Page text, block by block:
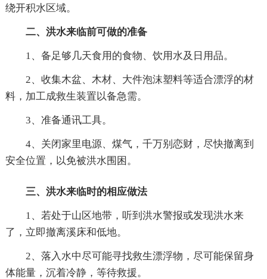
绕开积水区域。
二、洪水来临前可做的准备
1、备足够几天食用的食物、饮用水及日用品。
2、收集木盆、木材、大件泡沫塑料等适合漂浮的材
料，加工成救生装置以备急需。
3、准备通讯工具。
4、关闭家里电源、煤气，千万别恋财，尽快撤离到
安全位置，以免被洪水围困。
三、洪水来临时的相应做法
1、若处于山区地带，听到洪水警报或发现洪水来
了，立即撤离溪床和低地。
2、落入水中尽可能寻找救生漂浮物，尽可能保留身
体能量，沉着冷静，等待救援。